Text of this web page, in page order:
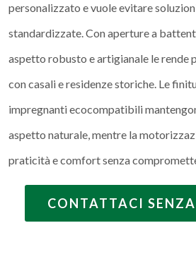
personalizzato e vuole evitare
standardizzate. Con aperture a
aspetto robusto e artigianale le rende
con casali e residenze storiche. Le
impregnanti ecocompatibili
aspetto naturale, mentre la
praticità e comfort senza
CONTATTACI